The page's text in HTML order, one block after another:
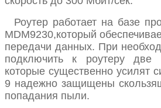
Роутер работает на базе
MDM9230,который
передачи данных. При
подключить к роутеру две
которые существенно усилят
9 надежно защищены
попадания пыли.